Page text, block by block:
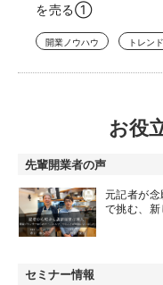
を売る①
開業ノウハウ トレンド
お役
先輩開業者の声
元記者が
で挑む、
セミナー情報